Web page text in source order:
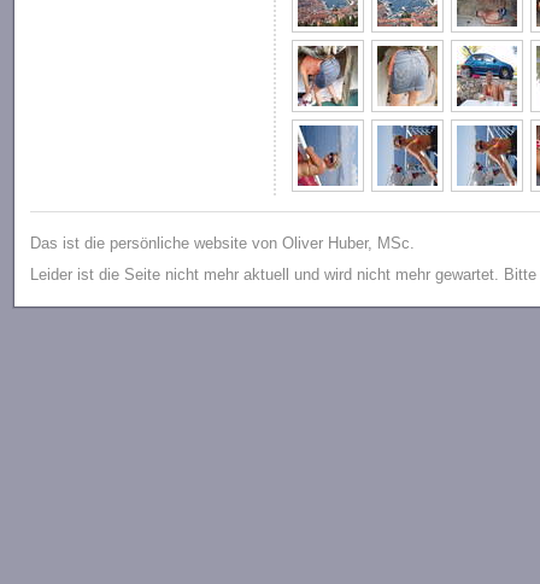
Das ist die persönliche website von Oliver Huber, MSc.
Leider ist die Seite nicht mehr aktuell und wird nicht mehr gewartet.